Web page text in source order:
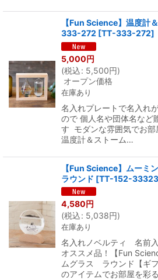
【Fun Science】温度計
333-272 [TT-333-272]
5,000円
(税込: 5,500円)
オープン価格
在庫あり
名入れプレートで名入れ
ので 個人名や団体名など
す モダンな雰囲気でお
温度計＆ストーム…
【Fun Science】ムー
ラウンド [TT-152-
4,580円
(税込: 5,038円)
在庫あり
名入れノベルティ 名前
オススメ品！【Fun
ムグラス ラウンド【ギ
のアイテムでお部屋を彩